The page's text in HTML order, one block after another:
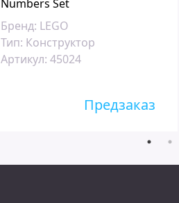
Numbers Set
Бренд: LEGO
Тип: Конструктор
Артикул: 45024
Предзаказ